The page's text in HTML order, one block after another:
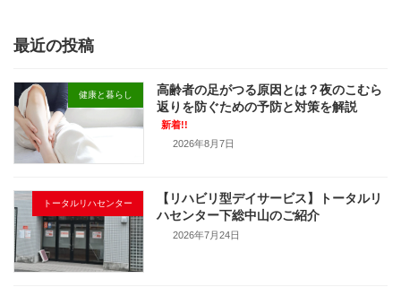
最近の投稿
健康と暮らし
高齢者の足がつる原因とは？夜のこむら
返りを防ぐための予防と対策を解説
新着!!
2026年8月7日
トータルリハセンター
【リハビリ型デイサービス】トータルリ
ハセンター下総中山のご紹介
2026年7月24日